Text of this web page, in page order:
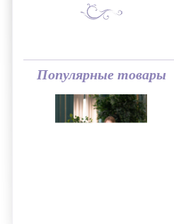
Популярные товары